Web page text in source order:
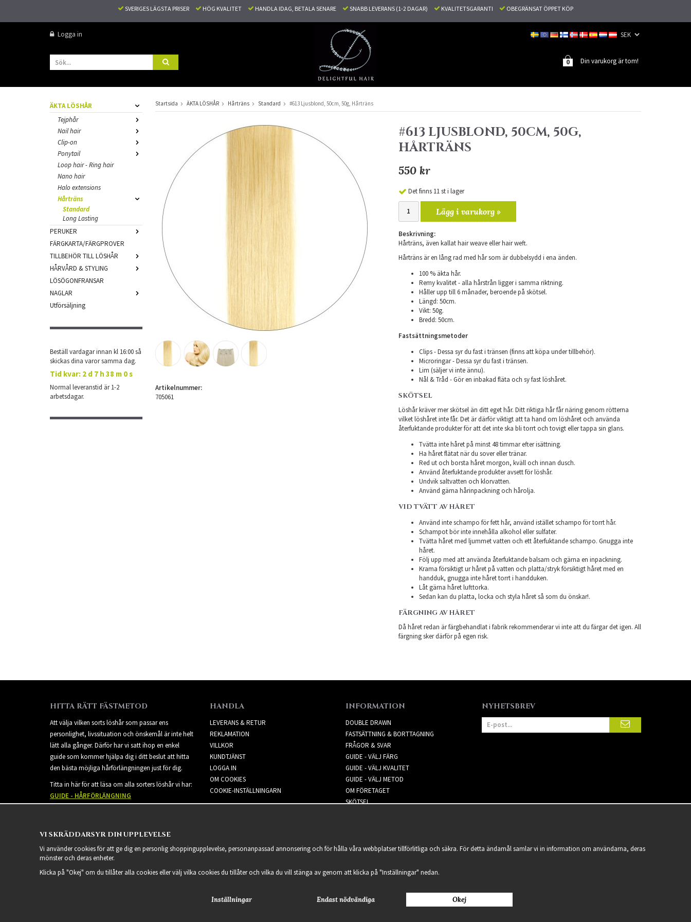
SVERIGES LÄGSTA PRISER HÖG KVALITET HANDLA IDAG, BETALA SENARE SNABB LEVERANS (1-2 DAGAR) KVALITETSGARANTI OBEGRÄNSAT ÖPPET KÖP
Logga in
Din varukorg är tom!
0
ÄKTA LÖSHÅR
Tejphår
Nail hair
Clip-on
Ponytail
Loop hair - Ring hair
Nano hair
Halo extensions
Hårträns
Standard
Long Lasting
PERUKER
FÄRGKARTA/FÄRGPROVER
TILLBEHÖR TILL LÖSHÅR
HÅRVÅRD & STYLING
LÖSÖGONFRANSAR
NAGLAR
Utförsäljning
Beställ vardagar innan kl 16:00 så
skickas dina varor samma dag.
Tid kvar: 2 d 7 h 37 m 59 s
Normal leveranstid är 1-2
arbetsdagar.
Startsida ÄKTA LÖSHÅR Hårträns Standard #613 Ljusblond, 50cm, 50g, Hårträns
#613 LJUSBLOND, 50CM, 50G,
HÅRTRÄNS
550 kr
Det finns 11 st i lager
Lägg i varukorg »
Beskrivning:
Hårträns, även kallat hair weave eller hair weft.
Hårträns är en lång rad med hår som är dubbelsydd i ena änden.
100 % äkta hår.
Remy kvalitet - alla hårstrån ligger i samma riktning.
Håller upp till 6 månader, beroende på skötsel.
Längd: 50cm.
Vikt: 50g.
Bredd: 50cm.
Fastsättningsmetoder
Clips - Dessa syr du fast i tränsen (finns att köpa under tillbehör).
Microringar - Dessa syr du fast i tränsen.
Lim (säljer vi inte ännu).
Nål & Tråd - Gör en inbakad fläta och sy fast löshåret.
SKÖTSEL
Löshår kräver mer skötsel än ditt eget hår. Ditt riktiga hår får näring genom rötterna
vilket löshåret inte får. Det är därför viktigt att ta hand om löshåret och använda
återfuktande produkter för att det inte ska bli torrt och tovigt eller tappa sin glans.
Tvätta inte håret på minst 48 timmar efter isättning.
Ha håret flätat när du sover eller tränar.
Red ut och borsta håret morgon, kväll och innan dusch.
Använd återfuktande produkter avsett för löshår.
Undvik saltvatten och klorvatten.
Använd gärna hårinpackning och hårolja.
VID TVÄTT AV HÅRET
Använd inte schampo för fett hår, använd istället schampo för torrt hår.
Schampot bör inte innehålla alkohol eller sulfater.
Tvätta håret med ljummet vatten och ett återfuktande schampo. Gnugga inte
håret.
Följ upp med att använda återfuktande balsam och gärna en inpackning.
Krama försiktigt ur håret på vatten och platta/stryk försiktigt håret med en
handduk, gnugga inte håret torrt i handduken.
Låt gärna håret lufttorka.
Sedan kan du platta, locka och styla håret så som du önskar!.
FÄRGNING AV HÅRET
Då håret redan är färgbehandlat i fabrik rekommenderar vi inte att du färgar det igen. All
färgning sker därför på egen risk.
Artikelnummer:
705061
HITTA RÄTT FÄSTMETOD
Att välja vilken sorts löshår som passar ens
personlighet, livssituation och önskemål är inte helt
lätt alla gånger. Därför har vi satt ihop en enkel
guide som kommer hjälpa dig i ditt beslut att hitta
den bästa möjliga hårförlängningen just för dig.
Titta in här för att läsa om alla sorters löshår vi har:
GUIDE - HÅRFÖRLÄNGNING
HANDLA
LEVERANS & RETUR
REKLAMATION
VILLKOR
KUNDTJÄNST
LOGGA IN
OM COOKIES
COOKIE-INSTÄLLNINGARN
INFORMATION
DOUBLE DRAWN
FASTSÄTTNING & BORTTAGNING
FRÅGOR & SVAR
GUIDE - VÄLJ FÄRG
GUIDE - VÄLJ KVALITET
GUIDE - VÄLJ METOD
OM FÖRETAGET
SKÖTSEL
NYHETSBREV
2021 Delightful Hair
VI SKRÄDDARSYR DIN UPPLEVELSE
Vi använder cookies för att ge dig en personlig shoppingupplevelse, personanpassad annonsering och för hålla våra webbplatser tillförlitliga och säkra. För detta ändamål samlar vi in information om användarna, deras
mönster och deras enheter.
Klicka på "Okej" om du tillåter alla cookies eller välj vilka cookies du tillåter och vilka du vill stänga av genom att klicka på "Inställningar" nedan.
Inställningar Endast nödvändiga Okej